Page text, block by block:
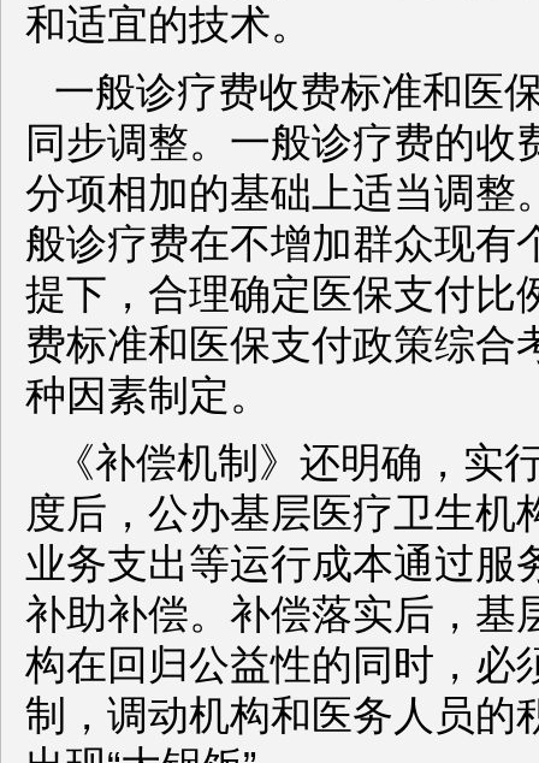
和适宜的技术。
一般诊疗费收费标准和医
同步调整。一般诊疗费的收
分项相加的基础上适当调整
般诊疗费在不增加群众现有
提下，合理确定医保支付比
费标准和医保支付政策综合
种因素制定。
《补偿机制》还明确，实
度后，公办基层医疗卫生机
业务支出等运行成本通过服
补助补偿。补偿落实后，基
构在回归公益性的同时，必
制，调动机构和医务人员的